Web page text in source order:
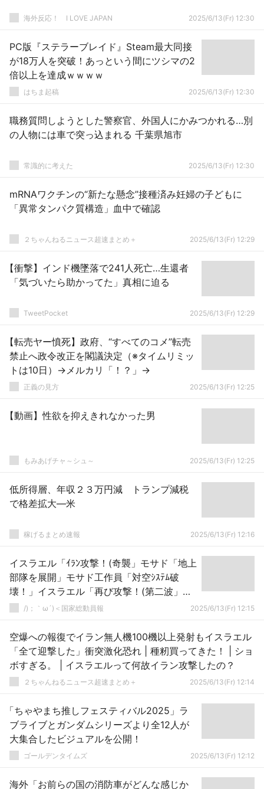
海外反応！ I LOVE JAPAN 2025/6/13(Fr) 12:30
PC版『ステラーブレイド』Steam最大同接
が18万人を突破！あっという間にツシマの2
倍以上を達成ｗｗｗｗ
はちま起稿 2025/6/13(Fr) 12:30
職務質問しようとした警察官、外国人にかみつかれる…別
の人物には車で突っ込まれる 千葉県旭市
常識的に考えた 2025/6/13(Fr) 12:30
mRNAワクチンの“新たな懸念”接種済み妊婦の子どもに
「異常タンパク質構造」血中で確認
２ちゃんねるニュース超速まとめ＋ 2025/6/13(Fr) 12:29
【衝撃】インド機墜落で241人死亡…生還者
「気づいたら助かってた」真相に迫る
TweetPocket 2025/6/13(Fr) 12:29
【転売ヤー憤死】政府、“すべてのコメ”転売
禁止へ政令改正を閣議決定（※タイムリミッ
トは10日）→メルカリ「！？」→
正義の見方 2025/6/13(Fr) 12:25
【動画】性欲を抑えきれなかった男
もみあげチャ～シュ～ 2025/6/13(Fr) 12:25
低所得層、年収２３万円減 トランプ減税
で格差拡大―米
稼げるまとめ速報 2025/6/13(Fr) 12:16
イスラエル「ｲﾗﾝ攻撃！(奇襲」モサド「地上
部隊を展開」モサド工作員「対空ｼｽﾃﾑ破
壊！」イスラエル「再び攻撃！(第二波」ハ
メネイ師「ｲｽﾗｴﾙは厳しい罰を受ける」→
/)；｀ω´)＜国家総動員報 2025/6/13(Fr) 12:15
空爆への報復でイラン無人機100機以上発射もイスラエル
「全て迎撃した」衝突激化恐れ | 種籾買ってきた！ | ショ
ボすぎる。 | イスラエルって何故イラン攻撃したの？
２ちゃんねるニュース超速まとめ＋ 2025/6/13(Fr) 12:14
「ちゃやまち推しフェスティバル2025」ラ
ブライブとガンダムシリーズより全12人が
大集合したビジュアルを公開！
ゴールデンタイムズ 2025/6/13(Fr) 12:12
海外「お前らの国の消防車がどんな感じか